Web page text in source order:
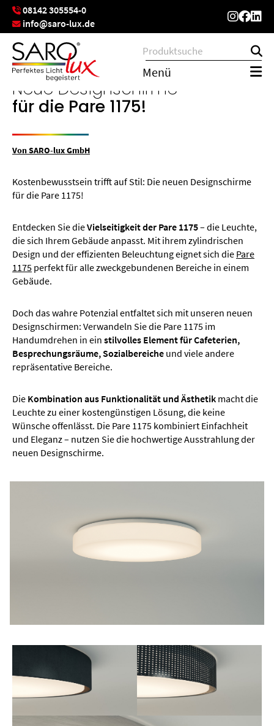
08142 305554-0
info@saro-lux.de
Menü
Neue Designschirme
für die Pare 1175!
Von SARO-lux GmbH
Kostenbewusstsein trifft auf Stil: Die neuen Designschirme
für die Pare 1175!
Entdecken Sie dieVielseitigkeit der Pare 1175– die Leuchte,
die sich Ihrem Gebäude anpasst. Mit ihrem zylindrischen
Design und der effizienten Beleuchtung eignet sich die Pare
1175 perfekt für alle zweckgebundenen Bereiche in einem
Gebäude.
Doch das wahre Potenzial entfaltet sich mit unseren neuen
Designschirmen: Verwandeln Sie die Pare 1175 im
Handumdrehen in ein stilvolles Element für Cafeterien,
Besprechungsräume, Sozialbereiche und viele andere
repräsentative Bereiche.
Die Kombination aus Funktionalität und Ästhetik macht die
Leuchte zu einer kostengünstigen Lösung, die keine
Wünsche offenlässt. Die Pare 1175 kombiniert Einfachheit
und Eleganz – nutzen Sie die hochwertige Ausstrahlung der
neuen Designschirme.